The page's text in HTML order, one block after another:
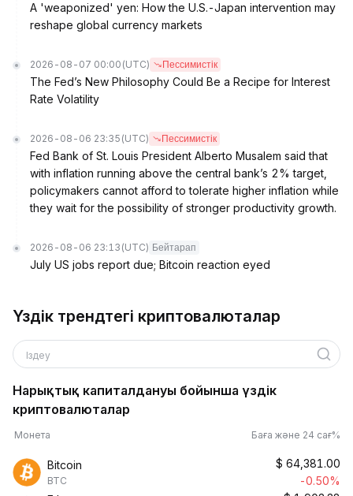
A 'weaponized' yen: How the U.S.-Japan intervention may
reshape global currency markets
2026-08-07 00:00 (UTC) Пессимистік
The Fed’s New Philosophy Could Be a Recipe for Interest
Rate Volatility
2026-08-06 23:35 (UTC) Пессимистік
Fed Bank of St. Louis President Alberto Musalem said that
with inflation running above the central bank’s 2% target,
policymakers cannot afford to tolerate higher inflation while
they wait for the possibility of stronger productivity growth.
2026-08-06 23:13 (UTC) Бейтарап
July US jobs report due; Bitcoin reaction eyed
Үздік трендтегі криптовалюталар
Іздеу
Нарықтық капиталдануы бойынша үздік
криптовалюталар
Монета Баға және 24 сағ%
Bitcoin
BTC
$ 64,381.00
-0.50%